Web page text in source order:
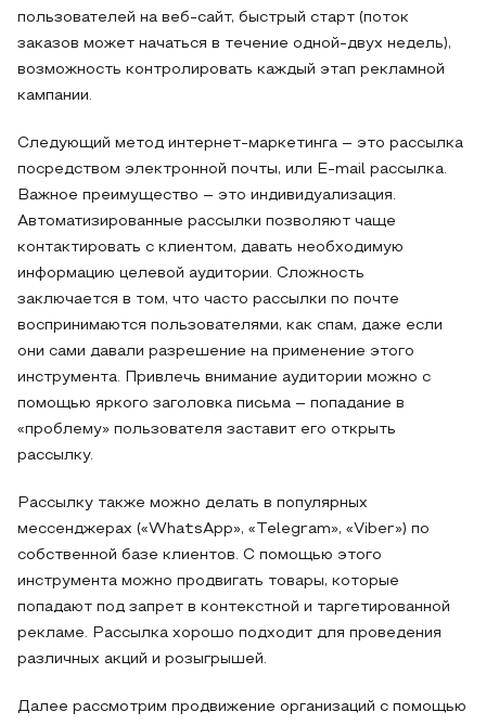
пользователей на веб-сайт, быстрый старт (поток
заказов может начаться в течение одной-двух недель),
возможность контролировать каждый этап рекламной
кампании.
Следующий метод интернет-маркетинга – это рассылка
посредством электронной почты, или E-mail рассылка.
Важное преимущество – это индивидуализация.
Автоматизированные рассылки позволяют чаще
контактировать с клиентом, давать необходимую
информацию целевой аудитории. Сложность
заключается в том, что часто рассылки по почте
воспринимаются пользователями, как спам, даже если
они сами давали разрешение на применение этого
инструмента. Привлечь внимание аудитории можно с
помощью яркого заголовка письма – попадание в
«проблему» пользователя заставит его открыть
рассылку.
Рассылку также можно делать в популярных
мессенджерах («WhatsApp», «Telegram», «Viber») по
собственной базе клиентов. С помощью этого
инструмента можно продвигать товары, которые
попадают под запрет в контекстной и таргетированной
рекламе. Рассылка хорошо подходит для проведения
различных акций и розыгрышей.
Далее рассмотрим продвижение организаций с помощью